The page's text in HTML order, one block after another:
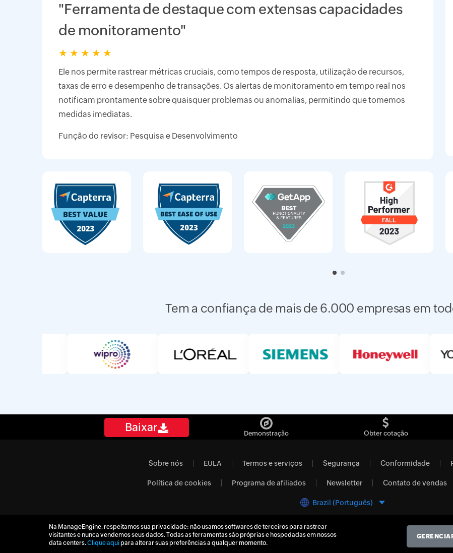
"Ferramenta de destaque com extensas capacidades
de monitoramento"
★ ★ ★ ★ ★
Ele nos permite rastrear métricas cruciais, como tempos de resposta, utilização de recursos,
taxas de erro e desempenho de transações. Os alertas de monitoramento em tempo real nos
notificam prontamente sobre quaisquer problemas ou anomalias, permitindo que tomemos
medidas imediatas.
Função do revisor: Pesquisa e Desenvolvimento
Tem a confiança de mais de 6.000 empresas em
Baixar Demonstração Obter cotação
Sobre nós EULA Termos e serviços Segurança Conformidade
Política de cookies Programa de afiliados Newsletter Contato de vendas
Brazil (Português)
© 2026Zoho Corporation Pvt. Ltd. Todos os direitos reservados.
Na ManageEngine, respeitamos sua privacidade: não usamos softwares de terceiros para rastrear
visitantes e nunca vendemos seus dados. Todas as ferramentas são próprias e hospedadas em nossos
data centers.Clique aqui para alterar suas preferências a qualquer momento.